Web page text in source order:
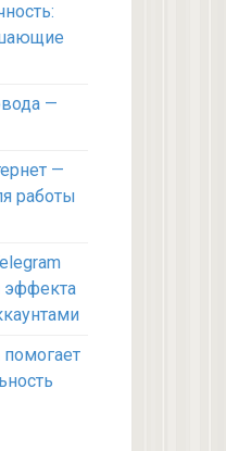
—
—
работы
эффекта
помогает